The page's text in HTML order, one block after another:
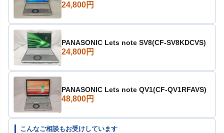
24,800円
PANASONIC Lets note SV8(CF-SV8KDCVS)
24,800円
PANASONIC Lets note QV1(CF-QV1RFAVS)
48,800円
こんなご相談もお受けしています